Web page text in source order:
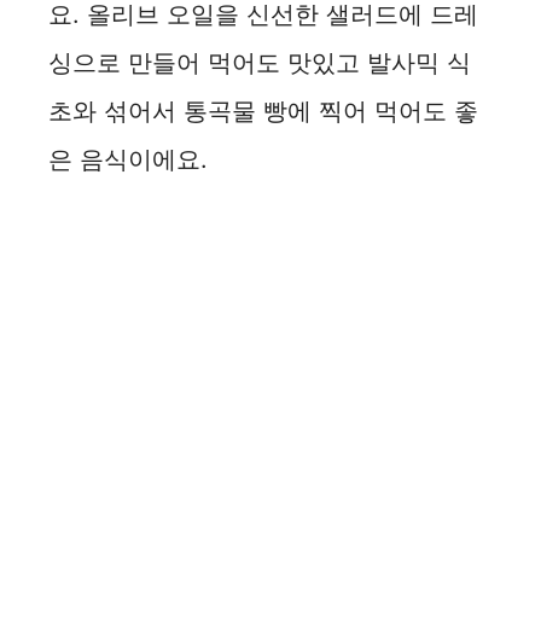
요. 올리브 오일을 신선한 샐러드에 드레
싱으로 만들어 먹어도 맛있고 발사믹 식
초와 섞어서 통곡물 빵에 찍어 먹어도 좋
은 음식이에요.